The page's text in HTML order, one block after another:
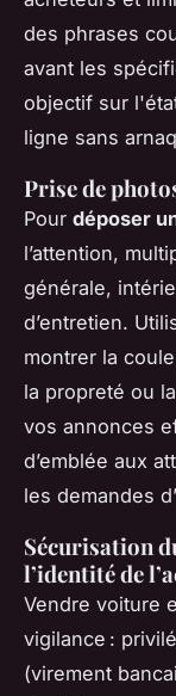
des phrases
avant les
objectif sur
ligne sans
Prise de
Pour déposer
l’attention,
générale,
d’entretien.
montrer la
la propreté ou
vos annonces
d’emblée aux
les demandes
Sécurisation
l’identité de
Vendre voiture
vigilance :
(virement